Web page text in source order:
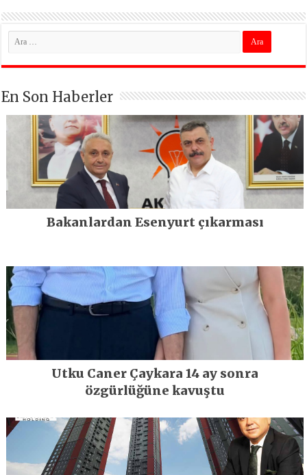
En Son Haberler
Bakanlardan Esenyurt çıkarması
Utku Caner Çaykara 14 ay sonra
özgürlüğüne kavuştu